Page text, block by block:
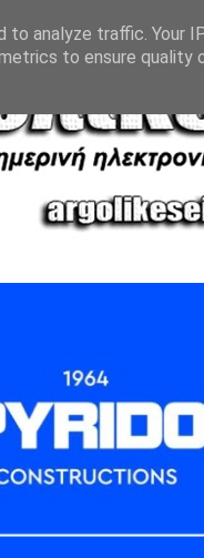
analyze traffic. Your
to ensure quality